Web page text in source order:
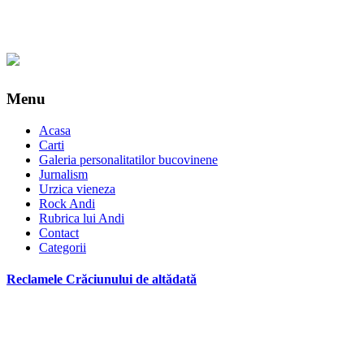
Menu
Acasa
Carti
Galeria personalitatilor bucovinene
Jurnalism
Urzica vieneza
Rock Andi
Rubrica lui Andi
Contact
Categorii
Reclamele Crăciunului de altădată